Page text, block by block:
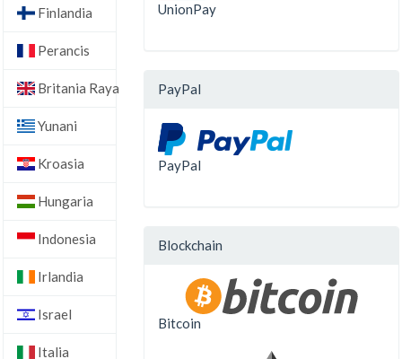
Finlandia
Perancis
Britania Raya
Yunani
Kroasia
Hungaria
Indonesia
Irlandia
Israel
Italia
UnionPay
PayPal
PayPal
Blockchain
Bitcoin